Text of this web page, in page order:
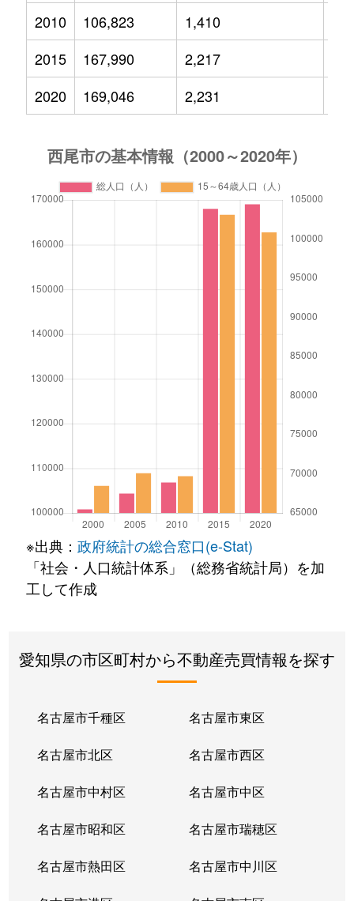
2010
106,823 1,410
2015
167,990 2,217
2020
169,046 2,231
※出典： 政府統計の総合窓口(e-Stat)
「社会・人口統計体系」（総務省統計局）を加
工して作成
愛知県の市区町村から不動産売買情報を探す
名古屋市千種区 名古屋市東区
名古屋市北区 名古屋市西区
名古屋市中村区 名古屋市中区
名古屋市昭和区 名古屋市瑞穂区
名古屋市熱田区 名古屋市中川区